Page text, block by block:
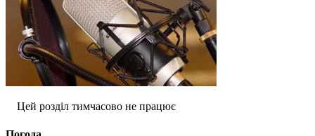
Цей розділ тимчасово не працює